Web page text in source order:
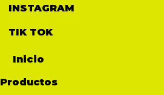
INSTAGRAM
TIK TOK
Inicio
Productos